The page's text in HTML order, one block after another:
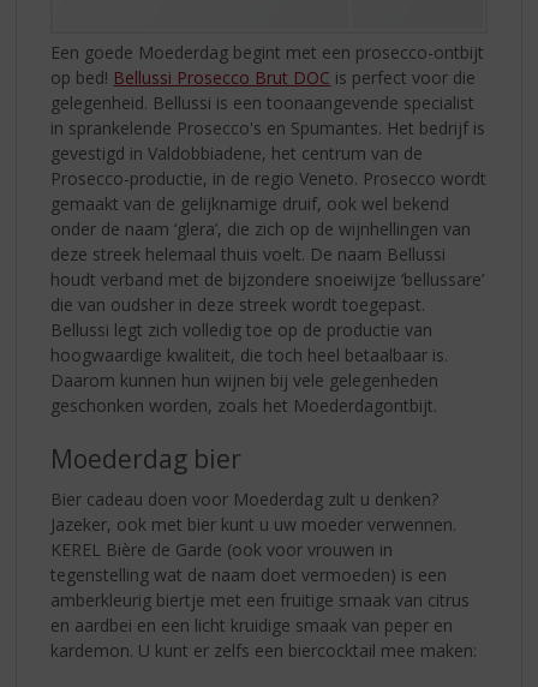
Een goede Moederdag begint met een prosecco-ontbijt
op bed! Bellussi Prosecco Brut DOC is perfect voor die
gelegenheid. Bellussi is een toonaangevende specialist
in sprankelende Prosecco's en Spumantes. Het bedrijf is
gevestigd in Valdobbiadene, het centrum van de
Prosecco-productie, in de regio Veneto. Prosecco wordt
gemaakt van de gelijknamige druif, ook wel bekend
onder de naam ‘glera’, die zich op de wijnhellingen van
deze streek helemaal thuis voelt. De naam Bellussi
houdt verband met de bijzondere snoeiwijze ‘bellussare’
die van oudsher in deze streek wordt toegepast.
Bellussi legt zich volledig toe op de productie van
hoogwaardige kwaliteit, die toch heel betaalbaar is.
Daarom kunnen hun wijnen bij vele gelegenheden
geschonken worden, zoals het Moederdagontbijt.
Moederdag bier
Bier cadeau doen voor Moederdag zult u denken?
Jazeker, ook met bier kunt u uw moeder verwennen.
KEREL Bière de Garde (ook voor vrouwen in
tegenstelling wat de naam doet vermoeden) is een
amberkleurig biertje met een fruitige smaak van citrus
en aardbei en een licht kruidige smaak van peper en
kardemon. U kunt er zelfs een biercocktail mee maken: